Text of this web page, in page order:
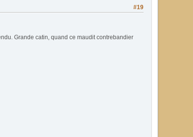
#19
Grande catin, quand ce maudit contrebandier